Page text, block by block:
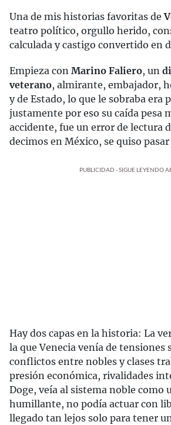
Una de mis historias favoritas de
teatro político, orgullo herido,
calculada y castigo convertido en
Empieza con Marino Faliero, un
veterano, almirante, embajador,
y de Estado, lo que le sobraba era
justamente por eso su caída pesa
accidente, fue un error de lectura
decimos en México, se quiso
PUBLICIDAD - SIGUE LEYENDO
Hay dos capas en la historia: La
la que Venecia venía de tensiones
conflictos entre nobles y clases
presión económica, rivalidades
Doge, veía al sistema noble como
humillante, no podía actuar con
llegado tan lejos solo para tener